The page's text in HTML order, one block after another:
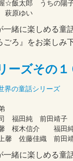
☆飯太郎 うちの陽
萩原ゆい
一緒に楽しめる童
ろ』をお楽しみ下
ズその１
界の童話シリーズ
司 福田純 前田靖
桜木信介 福田
馨 佐藤佳織 前田
一緒に楽しめる童